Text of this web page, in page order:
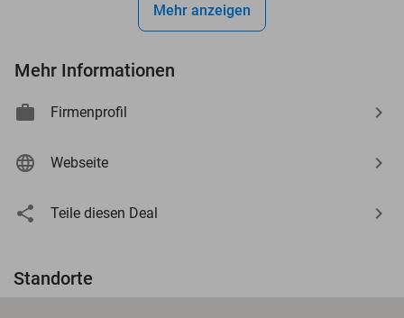
Mehr anzeigen
Mehr Informationen
Firmenprofil
Webseite
Teile diesen Deal
Standorte